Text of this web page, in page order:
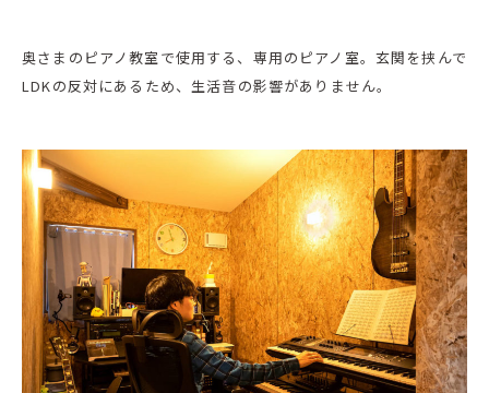
奥さまのピアノ教室で使用する、専用のピアノ室。玄関を挟んで
LDKの反対にあるため、生活音の影響がありません。